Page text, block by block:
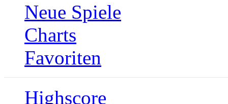
Neue Spiele
Charts
Favoriten
Highscore